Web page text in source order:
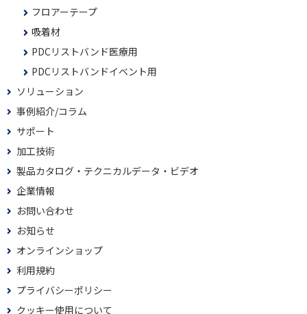
フロアーテープ
吸着材
PDCリストバンド医療用
PDCリストバンドイベント用
ソリューション
事例紹介/コラム
サポート
加工技術
製品カタログ・テクニカルデータ・ビデオ
企業情報
お問い合わせ
お知らせ
オンラインショップ
利用規約
プライバシーポリシー
クッキー使用について